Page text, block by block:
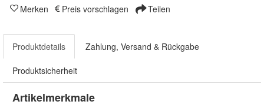
Merken Preis vorschlagen Teilen
Produktdetails Zahlung, Versand & Rückgabe
Produktsicherheit
Artikelmerkmale